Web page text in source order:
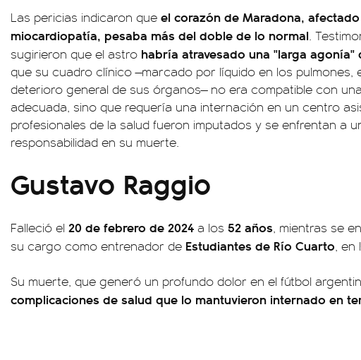
Las pericias indicaron que el corazón de Maradona,
miocardiopatía, pesaba más del doble de lo normal.
sugirieron que el astro habría atravesado una "larga agonía"
que su cuadro clínico —marcado por líquido en los pulmones,
deterioro general de sus órganos— no era compatible con
adecuada, sino que requería una internación en un centro
profesionales de la salud fueron imputados y se enfrentan a
responsabilidad en su muerte.
Gustavo Raggio
Falleció el 20 de febrero de 2024 a los 52 años, mientras se
su cargo como entrenador de Estudiantes de Río Cuarto, en
Su muerte, que generó un profundo dolor en el fútbol
complicaciones de salud que lo mantuvieron internado en